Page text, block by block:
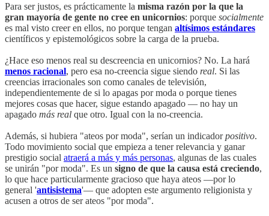
Para ser justos, es prácticamente la misma razón por la que la
gran mayoría de gente no cree en unicornios: porque socialmente
es mal visto creer en ellos, no porque tengan altísimos estándares
científicos y epistemológicos sobre la carga de la prueba.
¿Hace eso menos real su descreencia en unicornios? No. La hará
menos racional, pero esa no-creencia sigue siendo real. Si las
creencias irracionales son como canales de televisión,
independientemente de si lo apagas por moda o porque tienes
mejores cosas que hacer, sigue estando apagado — no hay un
apagado más real que otro. Igual con la no-creencia.
Además, si hubiera "ateos por moda", serían un indicadorpositivo.
Todo movimiento social que empieza a tener relevancia y ganar
prestigio social atraerá a más y más personas, algunas de las cuales
se unirán "por moda". Es un signo de que la causa está creciendo,
lo que hace particularmente gracioso que haya ateos —por lo
general 'antisistema'— que adopten este argumento religionista y
acusen a otros de ser ateos "por moda".